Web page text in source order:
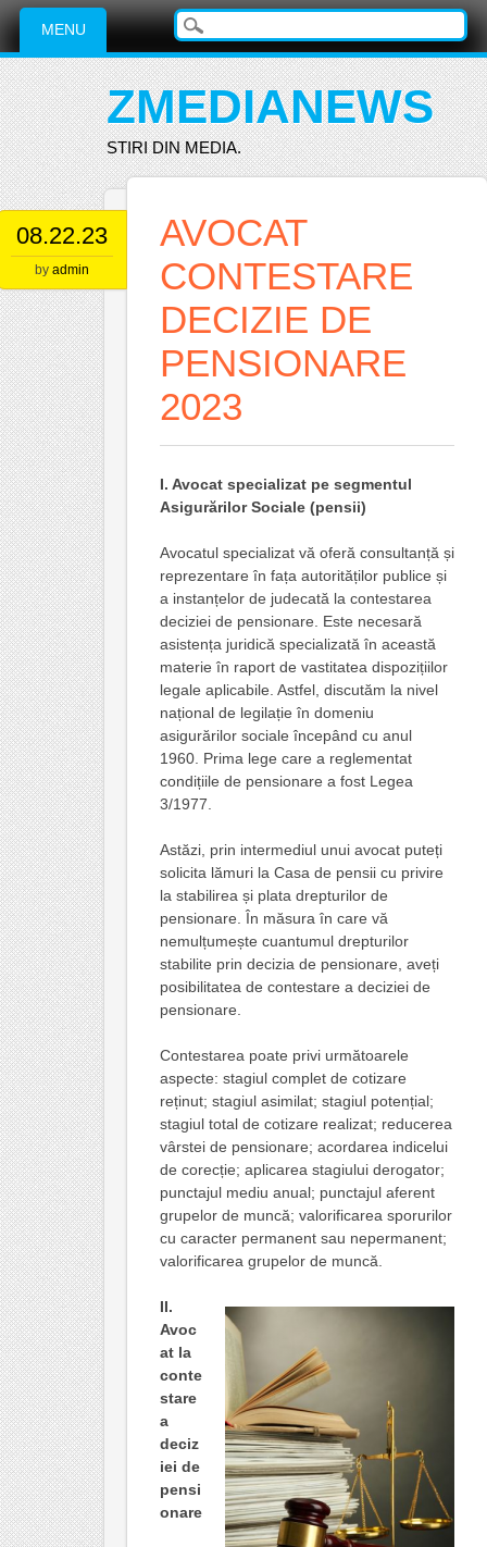
Main menu
Skip
content
MENU
ZMEDIANEWS
STIRI DIN MEDIA.
08.22.23
by admin
AVOCAT
CONTESTARE
DECIZIE DE
PENSIONARE
2023
I. Avocat specializat pe segmentul
Asigurărilor Sociale (pensii)
Avocatul specializat vă oferă consultanță și
reprezentare în fața autorităților publice și
a instanțelor de judecată la contestarea
deciziei de pensionare. Este necesară
asistența juridică specializată în această
materie în raport de vastitatea dispozițiilor
legale aplicabile. Astfel, discutăm la nivel
național de legilație în domeniu
asigurărilor sociale începând cu anul
1960. Prima lege care a reglementat
condițiile de pensionare a fost Legea
3/1977.
Astăzi, prin intermediul unui avocat puteți
solicita lămuri la Casa de pensii cu privire
la stabilirea și plata drepturilor de
pensionare. În măsura în care vă
nemulțumește cuantumul drepturilor
stabilite prin decizia de pensionare, aveți
posibilitatea de contestare a deciziei de
pensionare.
Contestarea poate privi următoarele
aspecte: stagiul complet de cotizare
reținut; stagiul asimilat; stagiul potențial;
stagiul total de cotizare realizat; reducerea
vârstei de pensionare; acordarea indicelui
de corecție; aplicarea stagiului derogator;
punctajul mediu anual; punctajul aferent
grupelor de muncă; valorificarea sporurilor
cu caracter permanent sau nepermanent;
valorificarea grupelor de muncă.
II.
Avoc
at la
conte
stare
a
deciz
iei de
pensi
onare